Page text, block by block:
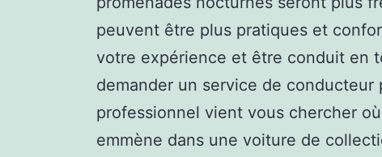
peuvent être plus pratiques et
votre expérience et être conduit en
demander un service de conducteur
professionnel vient vous chercher
emmène dans une voiture de